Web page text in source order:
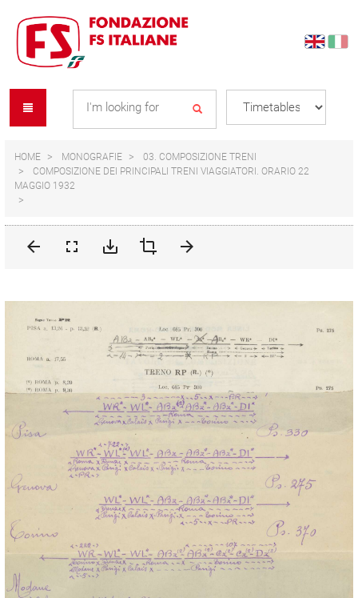
content
navigation
menu
HOME MONOGRAFIE
03. COMPOSIZIONE TRENI
COMPOSIZIONE DEI PRINCIPALI TRENI VIAGGIATORI. ORARIO 22
MAGGIO 1932